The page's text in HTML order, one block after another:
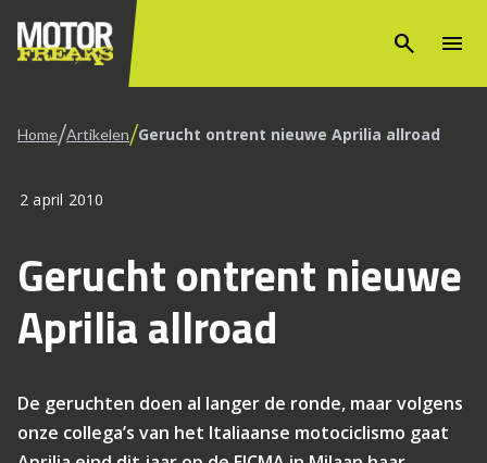
search menu
Home/Artikelen/Gerucht ontrent nieuwe Aprilia allroad
2 april 2010
Gerucht ontrent nieuwe
Aprilia allroad
De geruchten doen al langer de ronde, maar volgens
onze collega’s van het Italiaanse motociclismo gaat